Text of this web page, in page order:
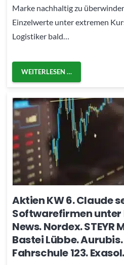
Marke nachhaltig zu
Einzelwerte unter extremen
Logistiker bald…
WEITERLESEN …
Aktien KW 6. Claude
Softwarefirmen unter
News. Nordex. STEYR
Bastei Lübbe.
Fahrschule 123. Exasol.